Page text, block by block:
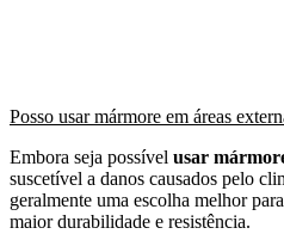
Posso usar mármore em áreas
Embora seja possível usar
suscetível a danos causados pelo
geralmente uma escolha melhor
maior durabilidade e resistência.